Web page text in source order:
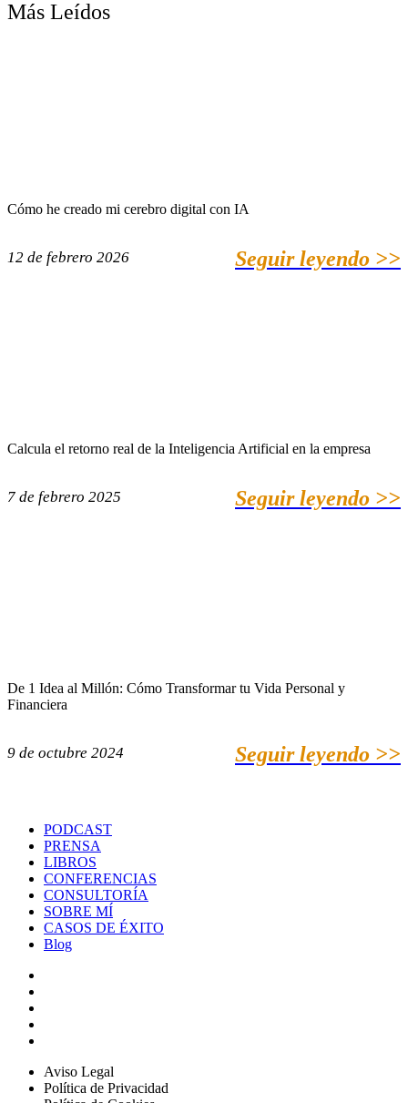
Más Leídos
Cómo he creado mi cerebro digital con IA
12 de febrero 2026 Seguir leyendo >>
Calcula el retorno real de la Inteligencia Artificial en la empresa
7 de febrero 2025 Seguir leyendo >>
De 1 Idea al Millón: Cómo Transformar tu Vida Personal y
Financiera
9 de octubre 2024 Seguir leyendo >>
PODCAST
PRENSA
LIBROS
CONFERENCIAS
CONSULTORÍA
SOBRE MÍ
CASOS DE ÉXITO
Blog
Aviso Legal
Política de Privacidad